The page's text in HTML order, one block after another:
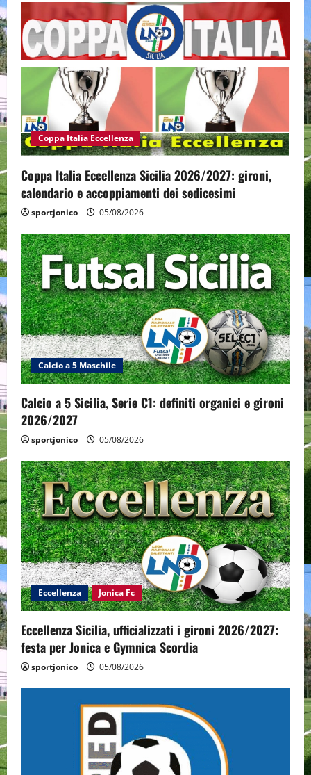
Coppa Italia Eccellenza
Coppa Italia Eccellenza Sicilia 2026/2027: gironi,
calendario e accoppiamenti dei sedicesimi
sportjonico 05/08/2026
Calcio a 5 Maschile
Calcio a 5 Sicilia, Serie C1: definiti organici e gironi
2026/2027
sportjonico 05/08/2026
Eccellenza Jonica Fc
Eccellenza Sicilia, ufficializzati i gironi 2026/2027:
festa per Jonica e Gymnica Scordia
sportjonico 05/08/2026